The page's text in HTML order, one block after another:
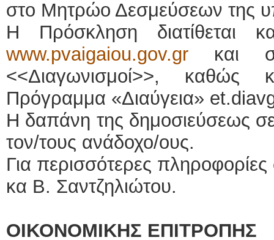
στο Μητρώο Δεσμεύσεων της
Η Πρόσκληση διατίθεται
www.pvaigaiou.gov.gr και
<<Διαγωνισμοί>>, καθώς
Πρόγραμμα «Διαύγεια»
Η δαπάνη της δημοσιεύσεως
τον/τους ανάδοχο/ους.
Για περισσότερες
κα Β. Σαντζηλιώτου.
ΟΙΚΟΝΟΜΙΚΗΣ ΕΠΙΤΡΟΠΗΣ